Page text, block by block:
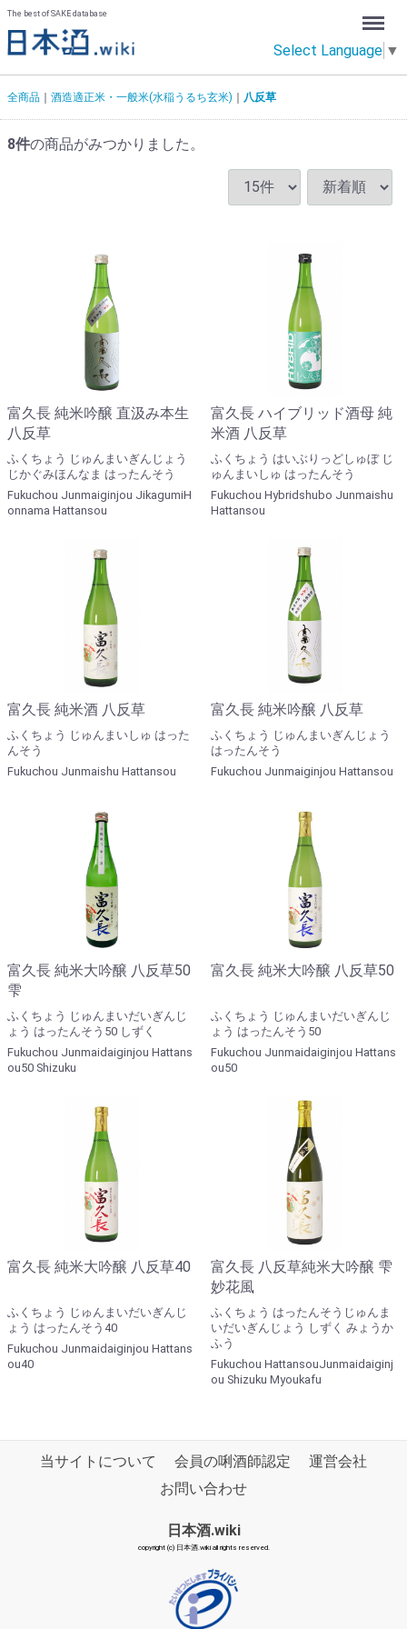
The best of SAKE database
Select Language ▼
Menu
全商品 酒造適正米・一般米(水稲うるち玄米) 八反草
8件の商品がみつかりました。
富久長 純米吟醸 直汲み本生
八反草
ふくちょう じゅんまいぎんじょう
じかぐみほんなま はったんそう
Fukuchou Junmaiginjou JikagumiH
onnama Hattansou
富久長 ハイブリッド酒母 純
米酒 八反草
ふくちょう はいぶりっどしゅぼ じ
ゅんまいしゅ はったんそう
Fukuchou Hybridshubo Junmaishu
Hattansou
富久長 純米酒 八反草
ふくちょう じゅんまいしゅ はった
んそう
Fukuchou Junmaishu Hattansou
富久長 純米吟醸 八反草
ふくちょう じゅんまいぎんじょう
はったんそう
Fukuchou Junmaiginjou Hattansou
富久長 純米大吟醸 八反草50
雫
ふくちょう じゅんまいだいぎんじ
ょう はったんそう50 しずく
Fukuchou Junmaidaiginjou Hattans
ou50 Shizuku
富久長 純米大吟醸 八反草50
ふくちょう じゅんまいだいぎんじ
ょう はったんそう50
Fukuchou Junmaidaiginjou Hattans
ou50
富久長 純米大吟醸 八反草40
ふくちょう じゅんまいだいぎんじ
ょう はったんそう40
Fukuchou Junmaidaiginjou Hattans
ou40
富久長 八反草純米大吟醸 雫
妙花風
ふくちょう はったんそうじゅんま
いだいぎんじょう しずく みょうか
ふう
Fukuchou HattansouJunmaidaiginj
ou Shizuku Myoukafu
当サイトについて 会員の唎酒師認定
運営会社
お問い合わせ
日本酒.wiki
copyright (c) 日本酒.wiki all rights reserved.